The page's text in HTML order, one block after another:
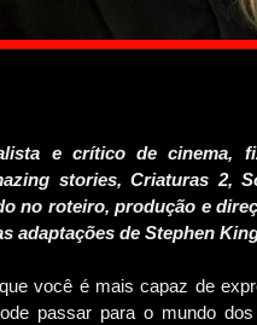
e crítico de cinema,
stories, Criaturas 2,
no roteiro, produção e
adaptações de Stephen
você é mais capaz de
passar para o mundo